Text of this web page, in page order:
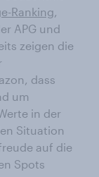
Ranking,
APG und
zeigen die
dass
um
in der
Situation
auf die
Spots